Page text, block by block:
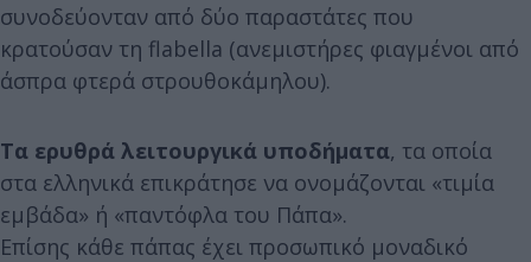
συνοδεύονταν από δύο παραστάτες που
κρατούσαν τη flabella (ανεμιστήρες φιαγμένοι από
άσπρα φτερά στρουθοκάμηλου).
Τα ερυθρά λειτουργικά υποδήματα, τα οποία
στα ελληνικά επικράτησε να ονομάζονται «τιμία
εμβάδα» ή «παντόφλα του Πάπα».
Επίσης κάθε πάπας έχει προσωπικό μοναδικό